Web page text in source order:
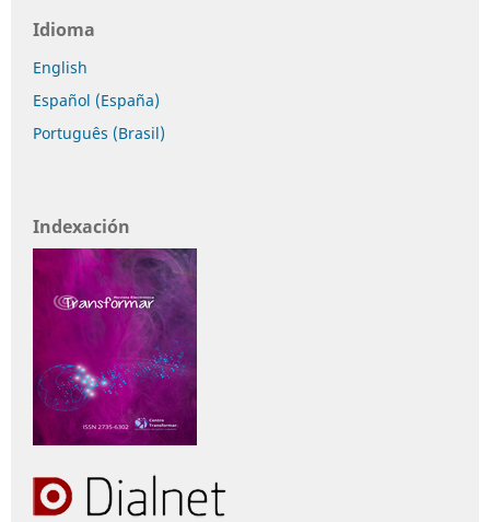
Idioma
English
Español (España)
Português (Brasil)
Indexación